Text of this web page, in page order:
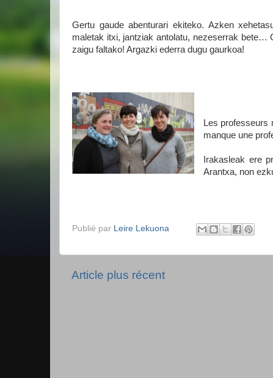
Gertu gaude abenturari ekiteko. Azken
maletak itxi, jantziak antolatu, nezeserrak bete…
zaigu faltako! Argazki ederra dugu gaurkoa!
Les professeurs
manque une
Irakasleak ere
Arantxa, non
Publié par Leire Lekuona
Article plus récent